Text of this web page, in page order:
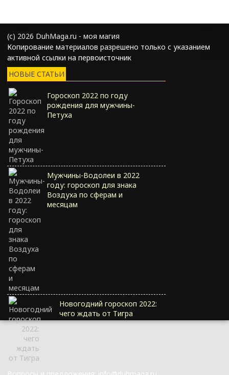
(с) 2026 DuhMaga.ru - моя магия
Копирование материалов разрешено только с указанием
активной ссылки на первоисточник
НОВЫЕ СТАТЬИ
Гороскоп 2022 по году
рождения для мужчины-
Петуха
Мужчины-Водолеи в 2022
году: гороскоп для знака
Воздуха по сферам и
месяцам
Новогодний гороскоп 2022:
чего ждать от Тигра